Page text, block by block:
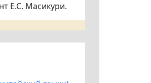
Е.С. Масикури.